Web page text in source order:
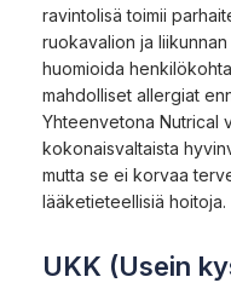
ravintolisä toimii
ruokavalion ja
huomioida
mahdolliset allergiat
Yhteenvetona Nutrical
kokonaisvaltaista
mutta se ei korvaa
lääketieteellisiä hoitoja.
UKK (Usein